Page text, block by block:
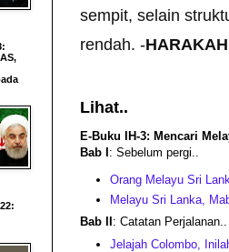
sempit, selain
rendah. -
Lihat..
E-Buku IH-3: Mencari
Bab I : Sebelum pergi..
Orang Melayu Sri
Melayu Sri Lanka,
Bab II : Catatan Perjalanan..
Jelajah Colombo,